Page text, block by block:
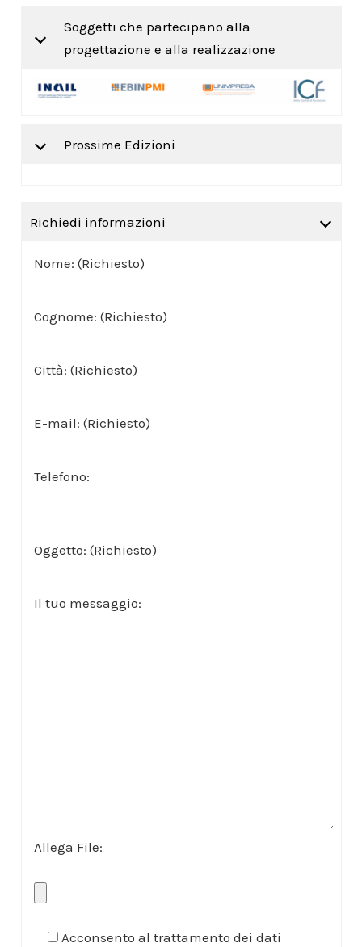
Soggetti che partecipano alla
progettazione e alla realizzazione
Prossime Edizioni
Richiedi informazioni
Nome: (Richiesto)
Cognome: (Richiesto)
Città: (Richiesto)
E-mail: (Richiesto)
Telefono:
Oggetto: (Richiesto)
Il tuo messaggio:
Allega File:
Acconsento al trattamento dei dati